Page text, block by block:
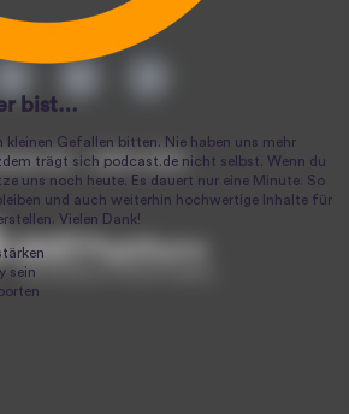
~ 2004-2026